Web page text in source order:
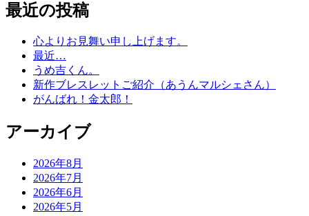
最近の投稿
心よりお見舞い申し上げます。
最近…
うめ吉くん。
新作ブレスレットご紹介（あうんマルシェさん）
がんばれ！金太郎！
アーカイブ
2026年8月
2026年7月
2026年6月
2026年5月